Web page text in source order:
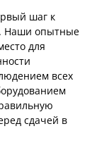
шаг к
Наши опытные
для
всех
сдачей в